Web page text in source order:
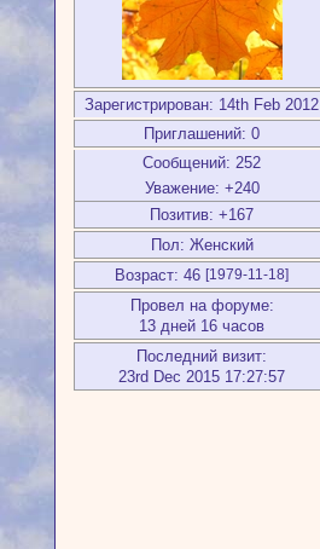
Зарегистрирован: 14th Feb 2012
Приглашений: 0
Сообщений: 252
Уважение: +240
Позитив: +167
Пол: Женский
Возраст: 46[1979-11-18]
Провел на форуме:
13 дней 16 часов
Последний визит:
23rd Dec 2015 17:27:57